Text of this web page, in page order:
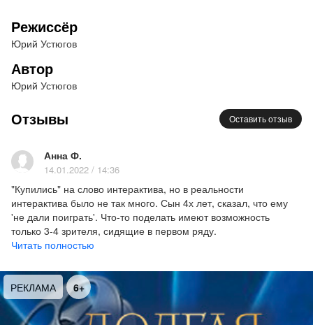
Автор пьесы - Юрий Устюгов
Художник-постановщик - Ольга Устюгова
Действующие лица и исполнители
Мышонок – Андрей Бакун
Малыш - Александр Лоскутов/Арсений Блинов
Продолжительность спектакля – 40 минут, без
антракта.
Режиссёр
Юрий Устюгов
Автор
Юрий Устюгов
Отзывы Оставить отзыв
Анна Ф.
14.01.2022 / 14:36
"Купились" на слово интерактива, но в реальности
интерактива было не так много. Сын 4х лет, сказал, что ему
'не дали поиграть'. Что-то поделать имеют возможность
только 3-4 зрителя, сидящие в первом ряду.
По времени тоже не совсем соответствует ожиданиям.
Рекомендую детям до 2.5 лет, как первое знакомство с
театром.
Читать полностью
РЕКЛАМА 6+